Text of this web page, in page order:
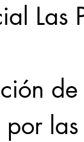
Las
por